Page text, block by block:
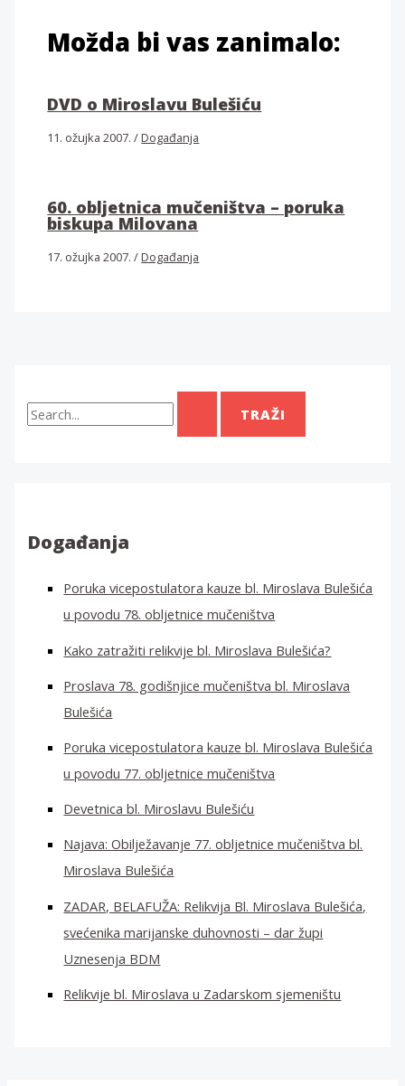
Možda bi vas zanimalo:
DVD o Miroslavu Bulešiću
11. ožujka 2007./Događanja
60. obljetnica mučeništva – poruka
biskupa Milovana
17. ožujka 2007./Događanja
T
r
:Događanja
Poruka vicepostulatora kauze bl. Miroslava Bulešića
u povodu 78. obljetnice mučeništva
Kako zatražiti relikvije bl. Miroslava Bulešića?
Proslava 78. godišnjice mučeništva bl. Miroslava
Bulešića
Poruka vicepostulatora kauze bl. Miroslava Bulešića
u povodu 77. obljetnice mučeništva
Devetnica bl. Miroslavu Bulešiću
Najava: Obilježavanje 77. obljetnice mučeništva bl.
Miroslava Bulešića
ZADAR, BELAFUŽA: Relikvija Bl. Miroslava Bulešića,
svećenika marijanske duhovnosti – dar župi
Uznesenja BDM
Relikvije bl. Miroslava u Zadarskom sjemeništu